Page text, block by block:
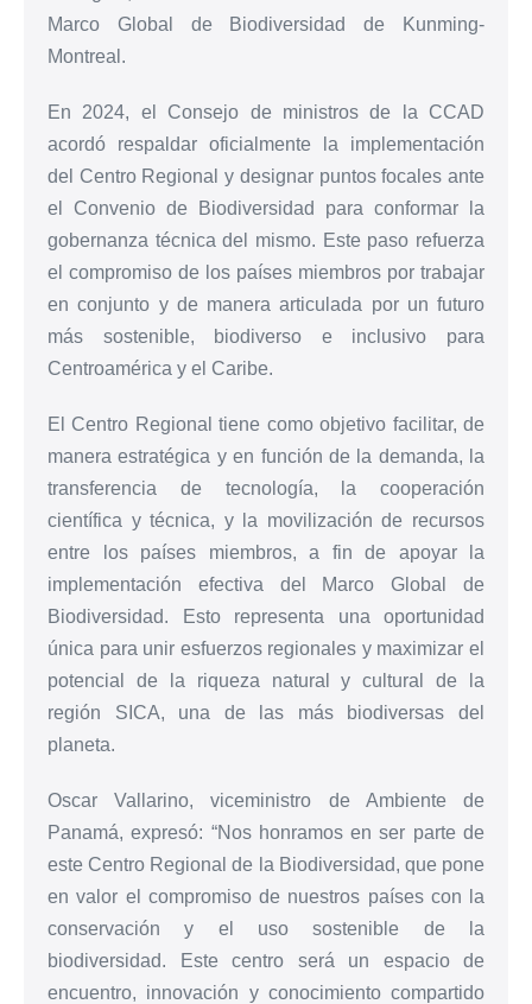
Marco Global de Biodiversidad de Kunming-
Montreal.
En 2024, el Consejo de ministros de la CCAD
acordó respaldar oficialmente la implementación
del Centro Regional y designar puntos focales ante
el Convenio de Biodiversidad para conformar la
gobernanza técnica del mismo. Este paso refuerza
el compromiso de los países miembros por trabajar
en conjunto y de manera articulada por un futuro
más sostenible, biodiverso e inclusivo para
Centroamérica y el Caribe.
El Centro Regional tiene como objetivo facilitar, de
manera estratégica y en función de la demanda, la
transferencia de tecnología, la cooperación
científica y técnica, y la movilización de recursos
entre los países miembros, a fin de apoyar la
implementación efectiva del Marco Global de
Biodiversidad. Esto representa una oportunidad
única para unir esfuerzos regionales y maximizar el
potencial de la riqueza natural y cultural de la
región SICA, una de las más biodiversas del
planeta.
Oscar Vallarino, viceministro de Ambiente de
Panamá, expresó: “Nos honramos en ser parte de
este Centro Regional de la Biodiversidad, que pone
en valor el compromiso de nuestros países con la
conservación y el uso sostenible de la
biodiversidad. Este centro será un espacio de
encuentro, innovación y conocimiento compartido